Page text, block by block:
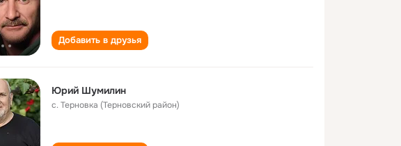
Добавить в друзья
Юрий Шумилин
с. Терновка (Терновский район)